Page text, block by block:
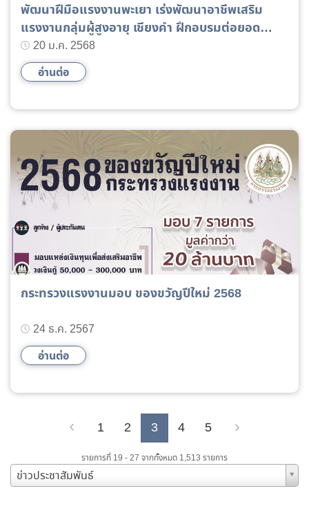
พัฒนาฝีมือแรงงานพะเยา เร่งพัฒนาอาชีพเสริม
แรงงานกลุ่มผู้สูงอายุ เชียงคำ ฝึกอบรมต่อยอด
อาชีพ ทำกระเป๋าใบสวย
20 ม.ค. 2568
อ่านต่อ
กระทรวงแรงงานมอบ ของขวัญปีใหม่ 2568
24 ธ.ค. 2567
อ่านต่อ
1 2 3 4 5
รายการที่ 19 - 27 จากทั้งหมด 1,513 รายการ
ข่าวประชาสัมพันธ์